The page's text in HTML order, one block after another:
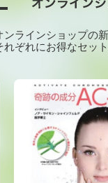
ンラインショップの
れぞれにお得なセッ